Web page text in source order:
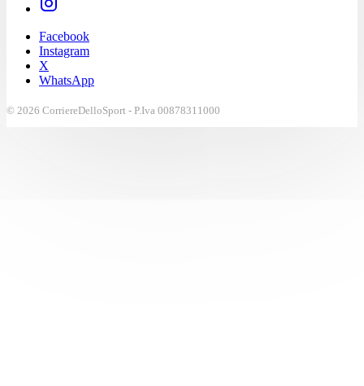
Facebook
Instagram
X
WhatsApp
© 2026 CorriereDelloSport - P.Iva 00878311000